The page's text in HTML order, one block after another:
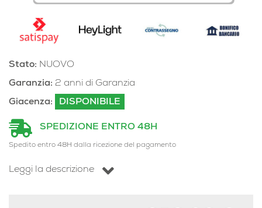
Stato: NUOVO
Garanzia: 2 anni di Garanzia
Giacenza:
DISPONIBILE
SPEDIZIONE ENTRO 48H
Spedito entro 48H dalla ricezione del pagamento
Leggi la descrizione